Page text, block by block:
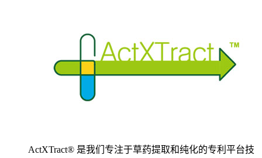
ActXTract® 是我们专注于草药提取和纯化的专利平台技